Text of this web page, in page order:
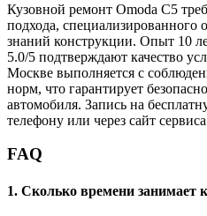
Кузовной ремонт Omoda C5
подхода, специализированного
знаний конструкции. Опыт 10
5.0/5 подтверждают качество
Москве выполняется с
норм, что гарантирует
автомобиля. Запись на
телефону или через сайт
FAQ
1. Сколько времени занимает